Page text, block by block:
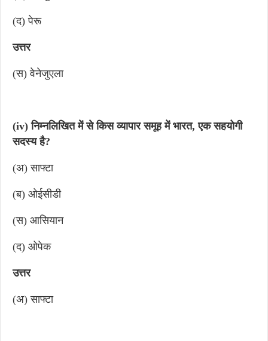
(द) पेरू
उत्तर
(स) वेनेजुएला
(iv) निम्नलिखित में से किस व्यापार समूह में भारत, एक सहयोगी
सदस्य है?
(अ) साफ्टा
(ब) ओईसीडी
(स) आसियान
(द) ओपेक
उत्तर
(अ) साफ्टा